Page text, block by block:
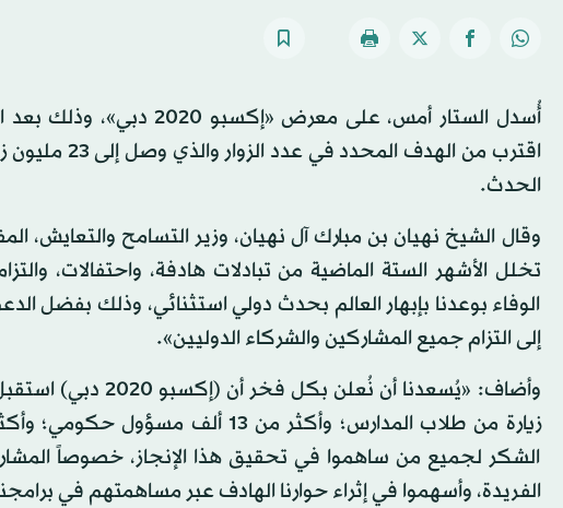
اقترب من
الحدث.
تخلل الأشهر الستة الماضية من تبادلات هادفة، واحتفالات،
الوفاء بوعدنا بإبهار العالم بحدث دولي استثنائي، وذلك بفضل
إلى التزام جميع المشاركين والشركاء الدوليين».
الشكر لجميع من ساهموا في تحقيق هذا الإنجاز، خصوصاً
الفريدة، وأسهموا في إثراء حوارنا الهادف عبر مساهمتهم في